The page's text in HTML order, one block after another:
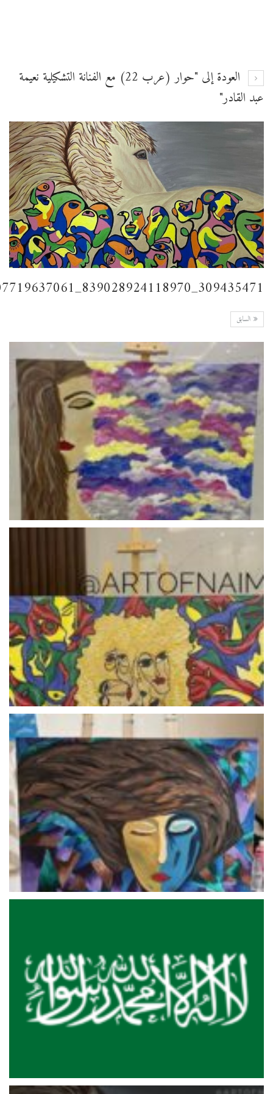
العودة إلى "حوار (عرب 22) مع الفنانة التشكيلية نعيمة
عبد القادر"
309435471_839028924118970_3069385407719637061_n
السابق